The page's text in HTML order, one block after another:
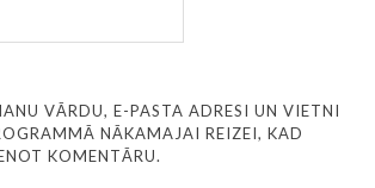
VĀRDU, E-PASTA ADRESI UN VIETNI
NĀKAMAJAI REIZEI, KAD
KOMENTĀRU.